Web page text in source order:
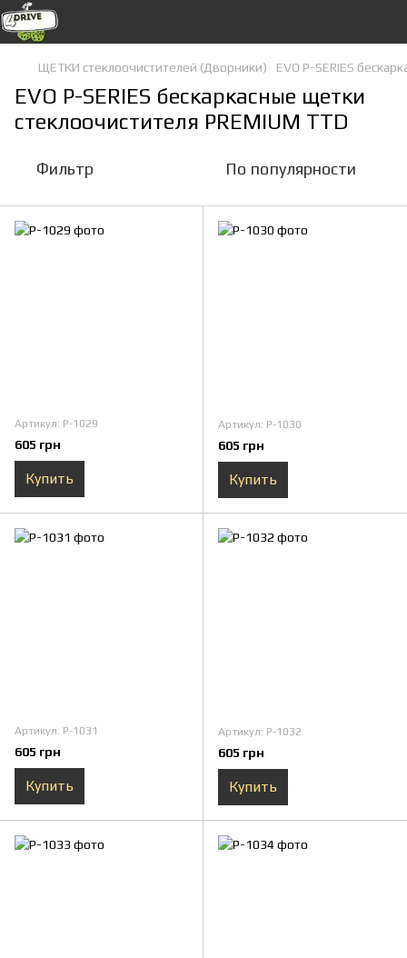
ЩЕТКИ стеклоочистителей (Дворники) EVO P-SERIES
EVO P-SERIES бескаркасные щетки
стеклоочистителя PREMIUM TTD
Фильтр По популярности
Артикул: P-1029
605 грн
Купить
Артикул: P-1030
605 грн
Купить
Артикул: P-1031
605 грн
Купить
Артикул: P-1032
605 грн
Купить